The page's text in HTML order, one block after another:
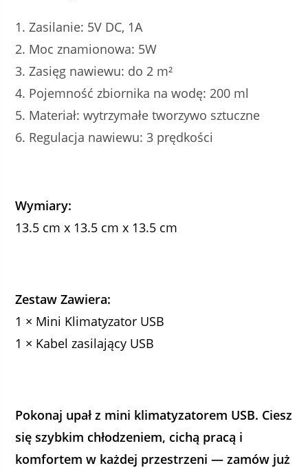
Zasilanie: 5V DC, 1A
Moc znamionowa: 5W
Zasięg nawiewu: do 2 m²
Pojemność zbiornika na wodę: 200 ml
Materiał: wytrzymałe tworzywo sztuczne
Regulacja nawiewu: 3 prędkości
Wymiary:
13.5 cm x 13.5 cm x 13.5 cm
Zestaw Zawiera:
1 × Mini Klimatyzator USB
1 × Kabel zasilający USB
Pokonaj upał z mini klimatyzatorem USB. Ciesz
się szybkim chłodzeniem, cichą pracą i
komfortem w każdej przestrzeni — zamów już